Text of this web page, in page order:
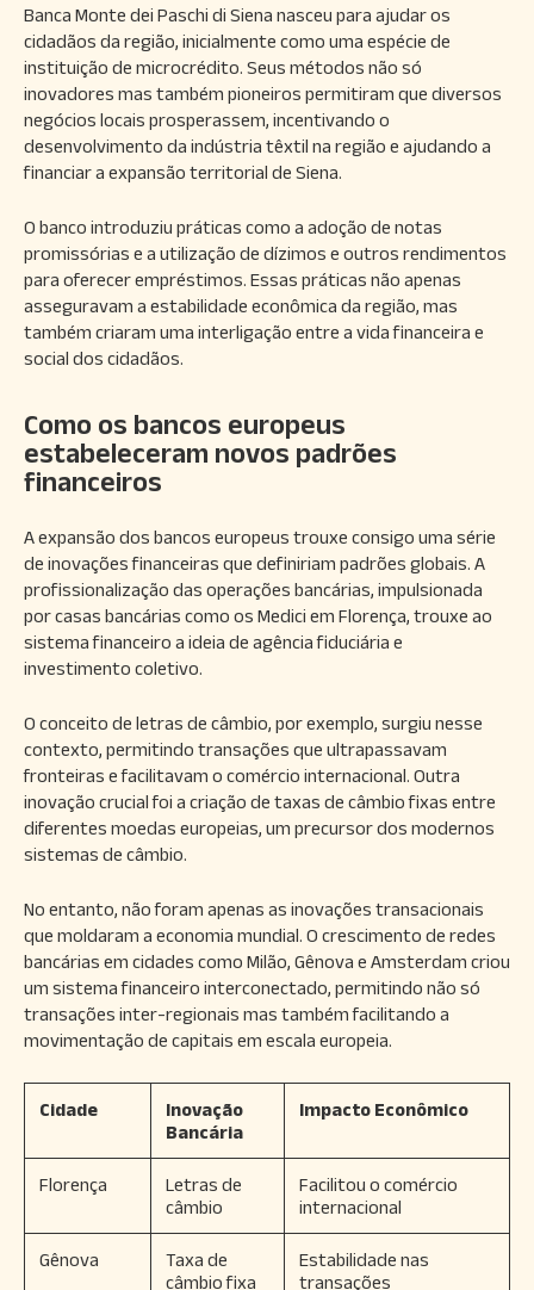
Banca Monte dei Paschi di Siena nasceu para ajudar os
cidadãos da região, inicialmente como uma espécie de
instituição de microcrédito. Seus métodos não só
inovadores mas também pioneiros permitiram que diversos
negócios locais prosperassem, incentivando o
desenvolvimento da indústria têxtil na região e ajudando a
financiar a expansão territorial de Siena.
O banco introduziu práticas como a adoção de notas
promissórias e a utilização de dízimos e outros rendimentos
para oferecer empréstimos. Essas práticas não apenas
asseguravam a estabilidade econômica da região, mas
também criaram uma interligação entre a vida financeira e
social dos cidadãos.
Como os bancos europeus
estabeleceram novos padrões
financeiros
A expansão dos bancos europeus trouxe consigo uma série
de inovações financeiras que definiriam padrões globais. A
profissionalização das operações bancárias, impulsionada
por casas bancárias como os Medici em Florença, trouxe ao
sistema financeiro a ideia de agência fiduciária e
investimento coletivo.
O conceito de letras de câmbio, por exemplo, surgiu nesse
contexto, permitindo transações que ultrapassavam
fronteiras e facilitavam o comércio internacional. Outra
inovação crucial foi a criação de taxas de câmbio fixas entre
diferentes moedas europeias, um precursor dos modernos
sistemas de câmbio.
No entanto, não foram apenas as inovações transacionais
que moldaram a economia mundial. O crescimento de redes
bancárias em cidades como Milão, Gênova e Amsterdam criou
um sistema financeiro interconectado, permitindo não só
transações inter-regionais mas também facilitando a
movimentação de capitais em escala europeia.
Cidade
Inovação
Bancária
Impacto Econômico
Florença
Letras de
câmbio
Facilitou o comércio
internacional
Gênova
Taxa de
câmbio fixa
Estabilidade nas
transações